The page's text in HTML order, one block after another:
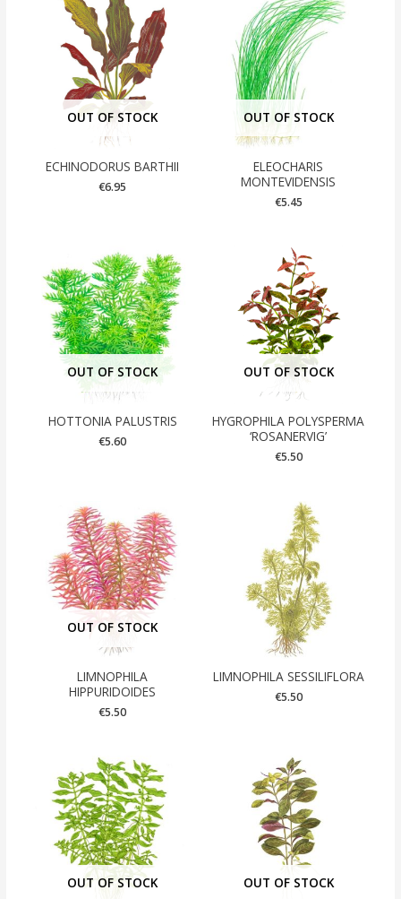
OUT OF STOCK
ECHINODORUS BARTHII
€6.95
OUT OF STOCK
ELEOCHARIS
MONTEVIDENSIS
€5.45
OUT OF STOCK
HOTTONIA PALUSTRIS
€5.60
OUT OF STOCK
HYGROPHILA POLYSPERMA
‘ROSANERVIG’
€5.50
OUT OF STOCK
LIMNOPHILA
HIPPURIDOIDES
€5.50
LIMNOPHILA SESSILIFLORA
€5.50
OUT OF STOCK OUT OF STOCK